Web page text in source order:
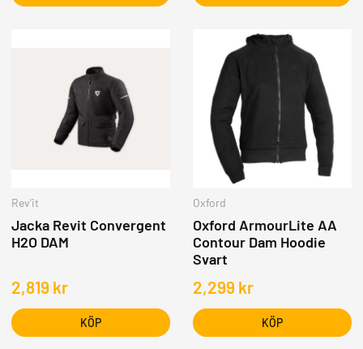
Rev'it
Jacka Revit Convergent
H2O DAM
2,819 kr
KÖP
Oxford
Oxford ArmourLite AA
Contour Dam Hoodie
Svart
2,299 kr
KÖP